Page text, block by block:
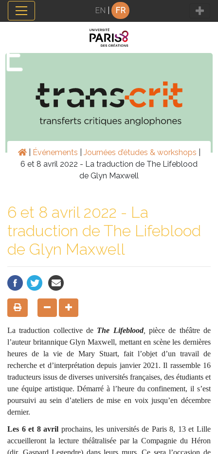
Panneau de gestion des cookies
EN FR
Événements Journées d’études & workshops
6 et 8 avril 2022 - La traduction de The Lifeblood
de Glyn Maxwell
6 et 8 avril 2022 - La
traduction de The Lifeblood
de Glyn Maxwell
La traduction collective de The Lifeblood,pièce de théâtre de
l’auteur britannique Glyn Maxwell, mettant en scène les dernières
heures de la vie de Mary Stuart, fait l’objet d’un travail de
recherche et d’interprétation depuis janvier 2021. Il rassemble 16
traducteurs issus de diverses universités françaises, des étudiants et
une équipe artistique. Démarré à l’heure du confinement, il s’est
poursuivi au sein d’ateliers de mise en voix jusqu’en décembre
dernier.
Les 6 et 8 avril prochains, les universités de Paris 8, 13 et Lille
accueilleront la lecture théâtralisée par la Compagnie du Héron